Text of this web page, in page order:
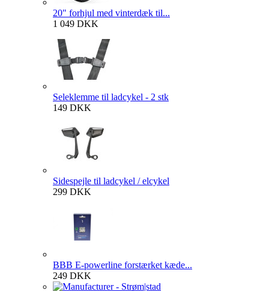
20" forhjul med vinterdæk til...
1 049 DKK
Seleklemme til ladcykel - 2 stk
149 DKK
Sidespejle til ladcykel / elcykel
299 DKK
BBB E-powerline forstærket kæde...
249 DKK